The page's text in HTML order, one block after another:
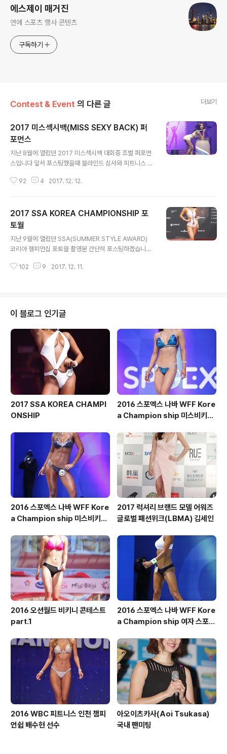
에스제이 매거진
연예 스포츠 행사 콘텐츠
구독하기
Contest & Event 의 다른 글 더보기
2017 미스섹시백(MISS SEXY BACK) 퍼
포먼스
지난 8월에 열렸던 2017 미스섹시백 대회중 조별 퍼포먼
스입니다 앞서 포스팅했을때 블라인드 심사와 피트니스 패
팅할게 없어서 넘어갔었는데 짧게 몇컷만 포스팅하겠습니
92 4 2017. 12. 12.
2017 SSA KOREA CHAMPIONSHIP 포
토월
지난 9월에 열렸던 SSA(SUMMER STYLE AWARD)
코리아 챔피언십 포토월 촬영분 간단히 포스팅하겠습니다
102 9 2017. 12. 11.
이 블로그 인기글
2017 SSA KOREA CHAMPI
ONSHIP
2016 스포엑스 나바 WFF Kore
a Champion ship 미스비키니
2016 스포엑스 나바 WFF Kore
a Champion ship 미스비키니
2017 럭셔리 브랜드 모델 어워즈
글로벌 패션위크(LBMA) 김세인
2016 오션월드 비키니 콘테스트
part.1
2016 스포엑스 나바 WFF Kore
a Champion ship 여자 스포츠
2016 WBC 피트니스 인천 챔피
언쉽 배수현 선수
아오이츠카사(Aoi Tsukasa)
국내 팬미팅